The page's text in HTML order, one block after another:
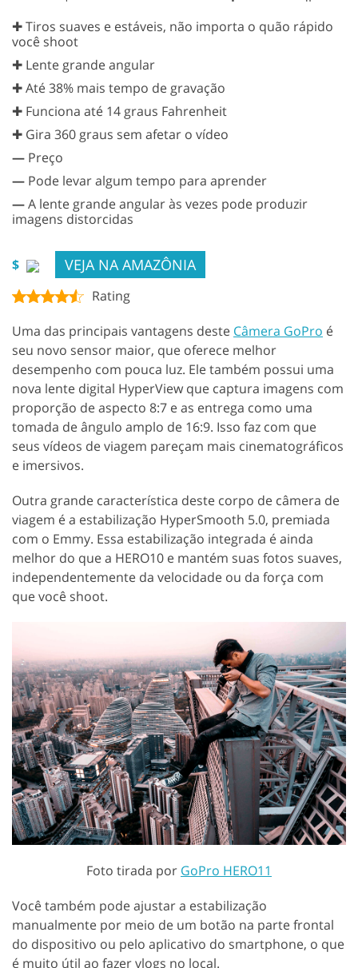
✚ Tiros suaves e estáveis, não importa o quão rápido
você shoot
✚ Lente grande angular
✚ Até 38% mais tempo de gravação
✚ Funciona até 14 graus Fahrenheit
✚ Gira 360 graus sem afetar o vídeo
— Preço
— Pode levar algum tempo para aprender
—A lente grande angular às vezes pode produzir
imagens distorcidas
$ VEJA NA AMAZÔNIA
Rating
Uma das principais vantagens deste Câmera GoPro é
seu novo sensor maior, que oferece melhor
desempenho com pouca luz. Ele também possui uma
nova lente digital HyperView que captura imagens com
proporção de aspecto 8:7 e as entrega como uma
tomada de ângulo amplo de 16:9. Isso faz com que
seus vídeos de viagem pareçam mais cinematográficos
e imersivos.
Outra grande característica deste corpo de câmera de
viagem é a estabilização HyperSmooth 5.0, premiada
com o Emmy. Essa estabilização integrada é ainda
melhor do que a HERO10 e mantém suas fotos suaves,
independentemente da velocidade ou da força com
que você shoot.
Foto tirada por GoPro HERO11
Você também pode ajustar a estabilização
manualmente por meio de um botão na parte frontal
do dispositivo ou pelo aplicativo do smartphone, o que
é muito útil ao fazer vlogs no local.